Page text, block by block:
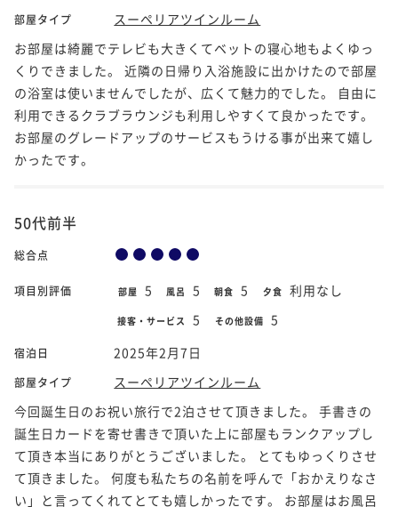
部屋タイプ
スーペリアツインルーム
お部屋は綺麗でテレビも大きくてベットの寝心地もよくゆっ
くりできました。 近隣の日帰り入浴施設に出かけたので部屋
の浴室は使いませんでしたが、広くて魅力的でした。 自由に
利用できるクラブラウンジも利用しやすくて良かったです。
お部屋のグレードアップのサービスもうける事が出来て嬉し
かったです。
50代前半
総合点
項目別評価 部屋 5 風呂 5 朝食 5 夕食 利用なし
接客・サービス 5 その他設備 5
宿泊日 2025年2月7日
部屋タイプ
スーペリアツインルーム
今回誕生日のお祝い旅行で2泊させて頂きました。 手書きの
誕生日カードを寄せ書きで頂いた上に部屋もランクアップし
て頂き本当にありがとうございました。 とてもゆっくりさせ
て頂きました。 何度も私たちの名前を呼んで「おかえりなさ
い」と言ってくれてとても嬉しかったです。 お部屋はお風呂